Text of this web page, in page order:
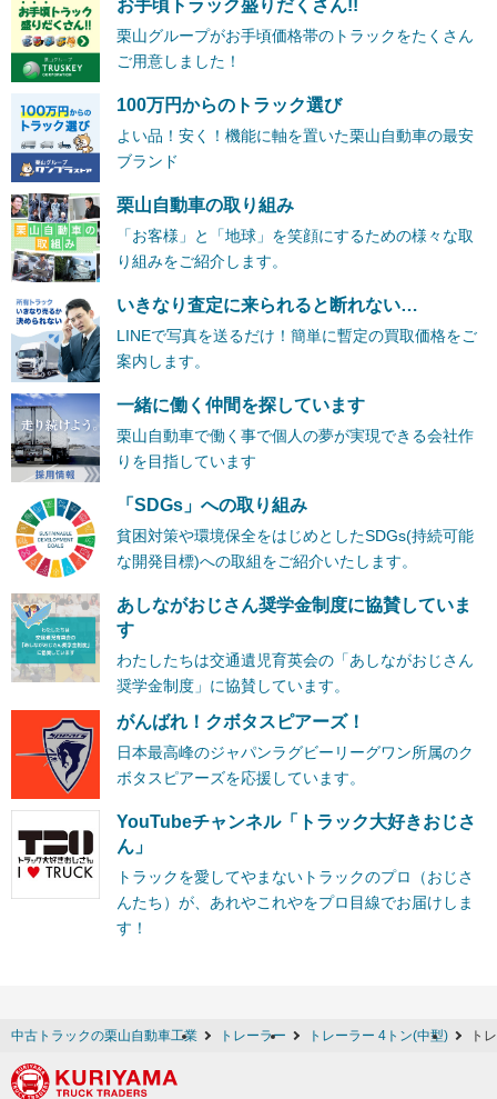
お手頃トラック盛りだくさん!!
栗山グループがお手頃価格帯のトラックをたくさん
ご用意しました！
100万円からのトラック選び
よい品！安く！機能に軸を置いた栗山自動車の最安
ブランド
栗山自動車の取り組み
「お客様」と「地球」を笑顔にするための様々な取
り組みをご紹介します。
いきなり査定に来られると断れない…
LINEで写真を送るだけ！簡単に暫定の買取価格をご
案内します。
一緒に働く仲間を探しています
栗山自動車で働く事で個人の夢が実現できる会社作
りを目指しています
「SDGs」への取り組み
貧困対策や環境保全をはじめとしたSDGs(持続可能
な開発目標)への取組をご紹介いたします。
あしながおじさん奨学金制度に協賛していま
す
わたしたちは交通遺児育英会の「あしながおじさん
奨学金制度」に協賛しています。
がんばれ！クボタスピアーズ！
日本最高峰のジャパンラグビーリーグワン所属のク
ボタスピアーズを応援しています。
YouTubeチャンネル「トラック大好きおじさ
ん」
トラックを愛してやまないトラックのプロ（おじさ
んたち）が、あれやこれやをプロ目線でお届けしま
す！
中古トラックの栗山自動車工業 トレーラー トレーラー 4トン(中型) ト